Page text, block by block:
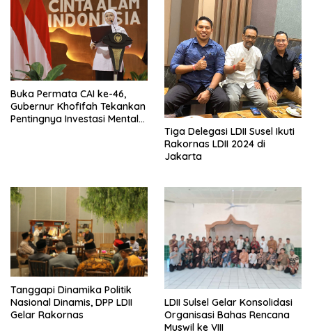
Buka Permata CAI ke-46,
Gubernur Khofifah Tekankan
Pentingnya Investasi Mental
Tiga Delegasi LDII Susel Ikuti
Rakornas LDII 2024 di
Jakarta
Tanggapi Dinamika Politik
Nasional Dinamis, DPP LDII
Gelar Rakornas
LDII Sulsel Gelar Konsolidasi
Organisasi Bahas Rencana
Muswil ke VIII